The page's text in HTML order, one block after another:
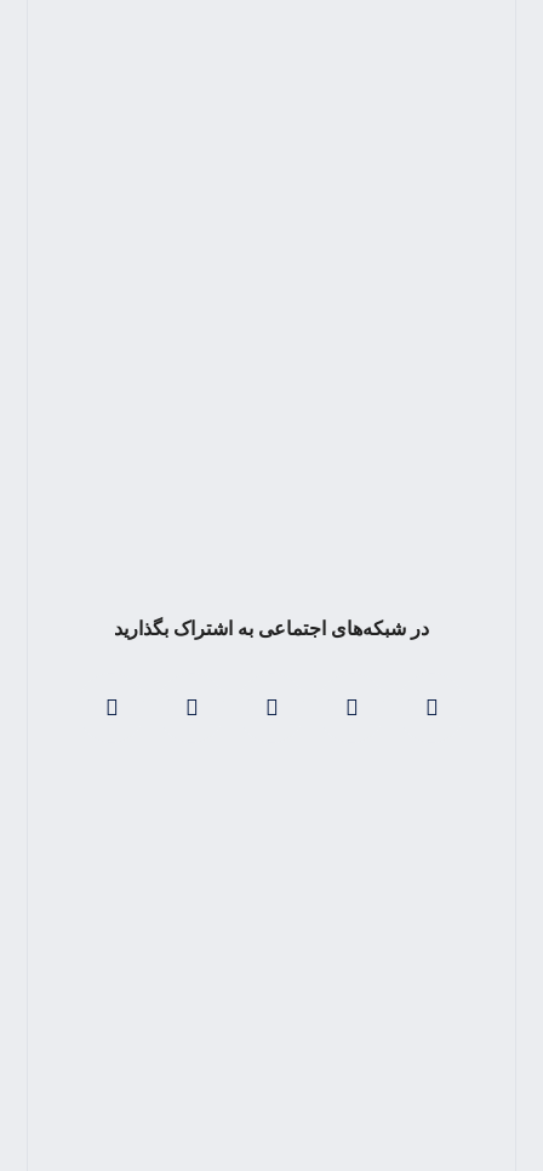
در شبکه‌های اجتماعی به اشتراک بگذارید